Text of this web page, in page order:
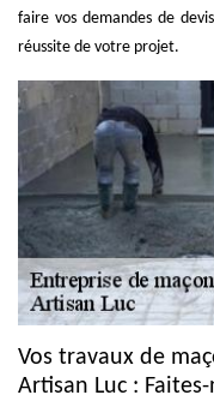
faire vos demandes de
réussite de votre projet.
Vos travaux de
Artisan Luc :